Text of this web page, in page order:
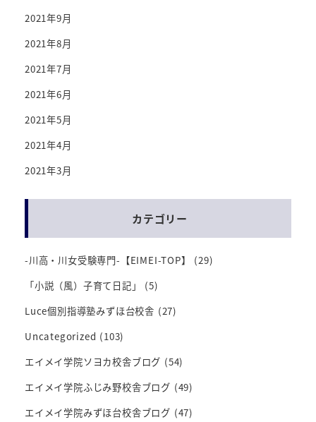
2021年9月
2021年8月
2021年7月
2021年6月
2021年5月
2021年4月
2021年3月
カテゴリー
-川高・川女受験専門-【EIMEI-TOP】
(29)
「小説（風）子育て日記」
(5)
Luce個別指導塾みずほ台校舎 (27)
Uncategorized (103)
エイメイ学院ソヨカ校舎ブログ (54)
エイメイ学院ふじみ野校舎ブログ (49)
エイメイ学院みずほ台校舎ブログ (47)